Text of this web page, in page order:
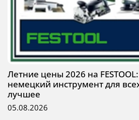
Летние цены 2026 на
немецкий инструмент для
лучшее
05.08.2026